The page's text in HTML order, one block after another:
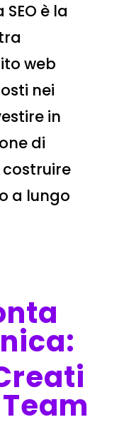
è la
web
nei
in
di
a lungo